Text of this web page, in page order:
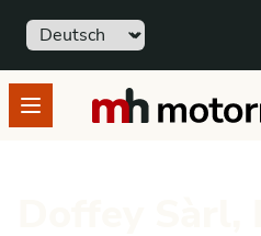
Sprache
Free text search
Open menumotorradhandel.ch